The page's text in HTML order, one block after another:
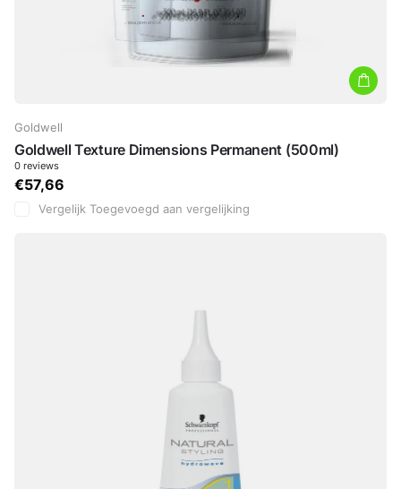
Goldwell
Goldwell Texture Dimensions Permanent (500ml)
0 reviews
€57,66
Vergelijk Toegevoegd aan vergelijking